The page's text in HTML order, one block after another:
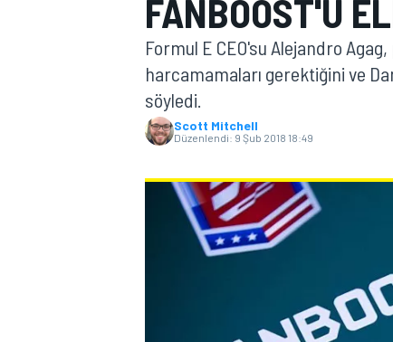
MOTOGP
FANBOOST'U
Formul E CEO'su Alejandro
harcamamaları gerektiğini ve
söyledi.
Scott Mitchell
Düzenlendi: 9 Şub 2018 18:49